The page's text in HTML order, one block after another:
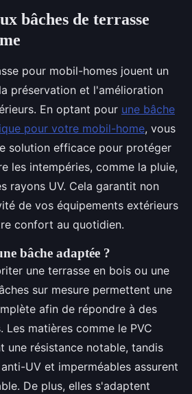
bâches de terrasse
pour mobil-homes jouent un
préservation et l'amélioration
En optant pour une bâche
pour votre mobil-home, vous
solution efficace pour protéger
les intempéries, comme la pluie,
rayons UV. Cela garantit non
de vos équipements extérieurs
confort au quotidien.
bâche adaptée ?
une terrasse en bois ou une
sur mesure permettent une
afin de répondre à des
Les matières comme le PVC
une résistance notable, tandis
UV et imperméables assurent
De plus, elles s'adaptent